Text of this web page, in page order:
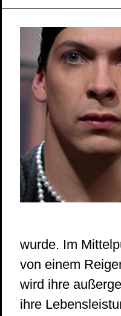
wurde. Im
von einem
wird ihre
ihre